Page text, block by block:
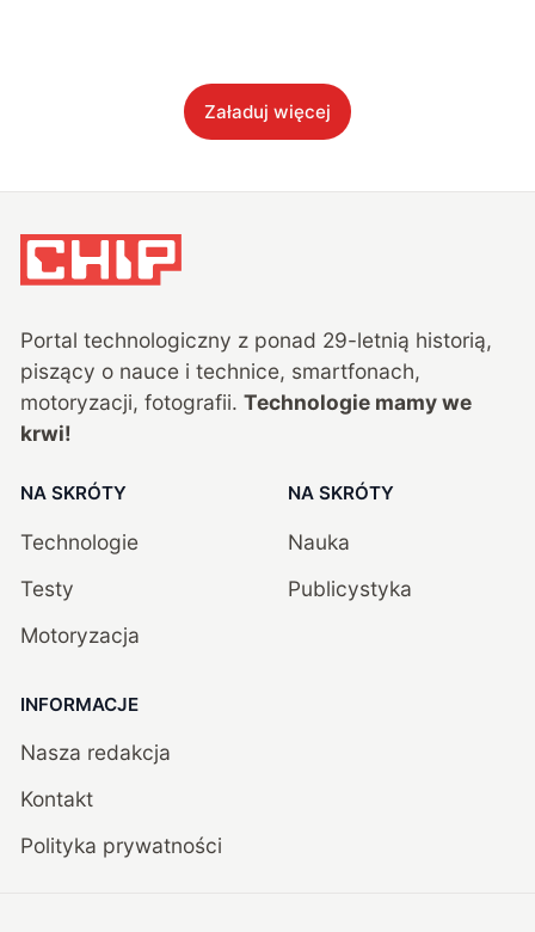
Załaduj więcej
Portal technologiczny z ponad 29-letnią historią,
piszący o nauce i technice, smartfonach,
motoryzacji, fotografii. Technologie mamy we
krwi!
NA SKRÓTY
Technologie
Testy
Motoryzacja
NA SKRÓTY
Nauka
Publicystyka
INFORMACJE
Nasza redakcja
Kontakt
Polityka prywatności